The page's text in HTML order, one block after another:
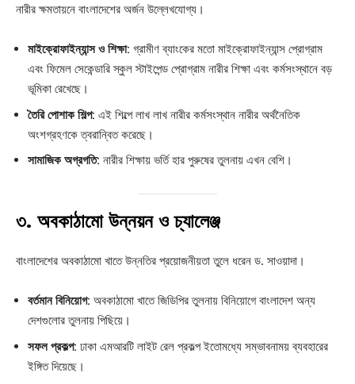
নারীর ক্ষমতায়নে বাংলাদেশের অর্জন উল্লেখযোগ্য।
মাইক্রোফাইন্যান্স ও শিক্ষা: গ্রামীণ ব্যাংকের মতো মাইক্রোফাইন্যান্স প্রোগ্রাম
এবং ফিমেল সেকেন্ডারি স্কুল স্টাইপেন্ড প্রোগ্রাম নারীর শিক্ষা এবং কর্মসংস্থানে বড়
ভূমিকা রেখেছে।
তৈরি পোশাক শিল্প: এই শিল্পে লাখ লাখ নারীর কর্মসংস্থান নারীর অর্থনৈতিক
অংশগ্রহণকে ত্বরান্বিত করেছে।
সামাজিক অগ্রগতি: নারীর শিক্ষায় ভর্তি হার পুরুষের তুলনায় এখন বেশি।
৩. অবকাঠামো উন্নয়ন ও চ্যালেঞ্জ
বাংলাদেশের অবকাঠামো খাতে উন্নতির প্রয়োজনীয়তা তুলে ধরেন ড. সাওয়াদা।
বর্তমান বিনিয়োগ: অবকাঠামো খাতে জিডিপির তুলনায় বিনিয়োগে বাংলাদেশ অন্য
দেশগুলোর তুলনায় পিছিয়ে।
সফল প্রকল্প: ঢাকা এমআরটি লাইট রেল প্রকল্প ইতোমধ্যে সম্ভাবনাময় ব্যবহারের
ইঙ্গিত দিয়েছে।